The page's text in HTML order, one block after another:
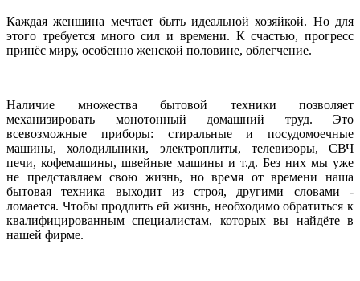
Каждая женщина мечтает быть идеальной хозяйкой. Но для
этого требуется много сил и времени. К счастью, прогресс
принёс миру, особенно женской половине, облегчение.
Наличие множества бытовой техники позволяет
механизировать монотонный домашний труд. Это
всевозможные приборы: стиральные и посудомоечные
машины, холодильники, электроплиты, телевизоры, СВЧ
печи, кофемашины, швейные машины и т.д. Без них мы уже
не представляем свою жизнь, но время от времени наша
бытовая техника выходит из строя, другими словами -
ломается. Чтобы продлить ей жизнь, необходимо обратиться к
квалифицированным специалистам, которых вы найдёте в
нашей фирме.